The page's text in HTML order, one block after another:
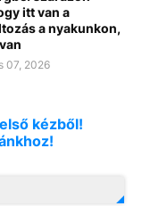
itt van a
a nyakunkon,
07, 2026
kézből!